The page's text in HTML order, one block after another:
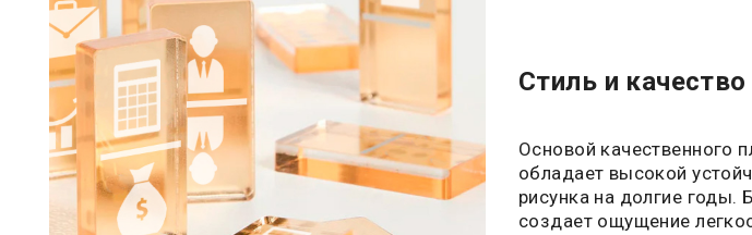
Стиль и качество
Основой качественного
обладает высокой
рисунка на долгие годы.
создает ощущение